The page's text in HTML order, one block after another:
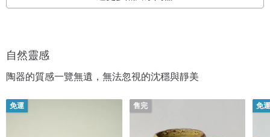
自然靈感
陶器的質感一覽無遺，無法忽視的沈穩與靜美
免運 售完 免